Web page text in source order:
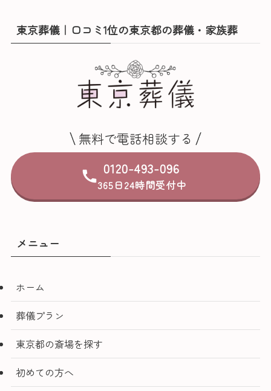
東京葬儀｜口コミ1位の東京都の葬儀・家族葬
無料で電話相談する
0120-493-096
365日24時間受付中
メニュー
ホーム
葬儀プラン
東京都の斎場を探す
初めての方へ